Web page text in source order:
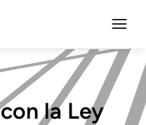
la Ley